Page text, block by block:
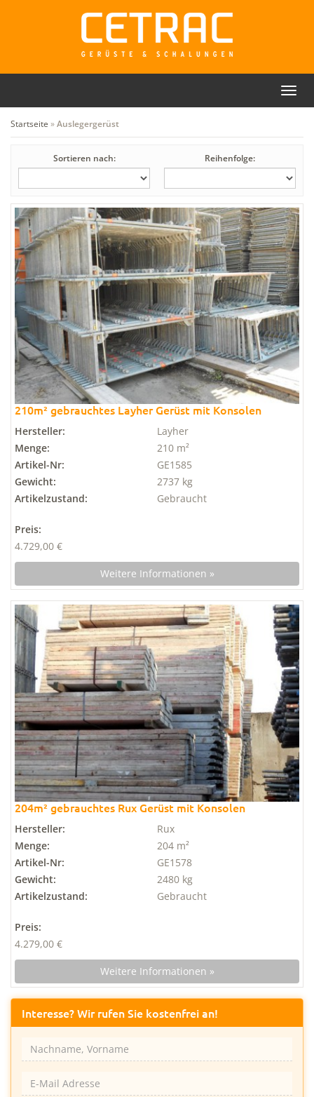
Startseite »Auslegergerüst
Sortieren nach: Reihenfolge:
210m² gebrauchtes Layher Gerüst mit Konsolen
Hersteller:
Layher
Menge:
210 m²
Artikel-Nr:
GE1585
Gewicht:
2737 kg
Artikelzustand:
Gebraucht
Preis:
4.729,00 €
Weitere Informationen »
204m² gebrauchtes Rux Gerüst mit Konsolen
Hersteller:
Rux
Menge:
204 m²
Artikel-Nr:
GE1578
Gewicht:
2480 kg
Artikelzustand:
Gebraucht
Preis:
4.279,00 €
Weitere Informationen »
Interesse? Wir rufen Sie kostenfrei an!